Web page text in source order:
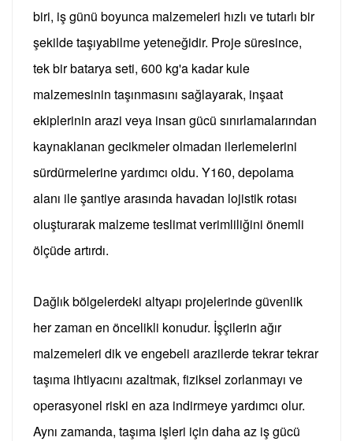
biri, iş günü boyunca malzemeleri hızlı ve tutarlı bir
şekilde taşıyabilme yeteneğidir. Proje süresince,
tek bir batarya seti, 600 kg'a kadar kule
malzemesinin taşınmasını sağlayarak, inşaat
ekiplerinin arazi veya insan gücü sınırlamalarından
kaynaklanan gecikmeler olmadan ilerlemelerini
sürdürmelerine yardımcı oldu.Y160, depolama
alanı ile şantiye arasında havadan lojistik rotası
oluşturarak malzeme teslimat verimliliğini önemli
ölçüde artırdı.
Dağlık bölgelerdeki altyapı projelerinde güvenlik
her zaman en öncelikli konudur. İşçilerin ağır
malzemeleri dik ve engebeli arazilerde tekrar tekrar
taşıma ihtiyacını azaltmak, fiziksel zorlanmayı ve
operasyonel riski en aza indirmeye yardımcı olur.
Aynı zamanda, taşıma işleri için daha az iş gücü